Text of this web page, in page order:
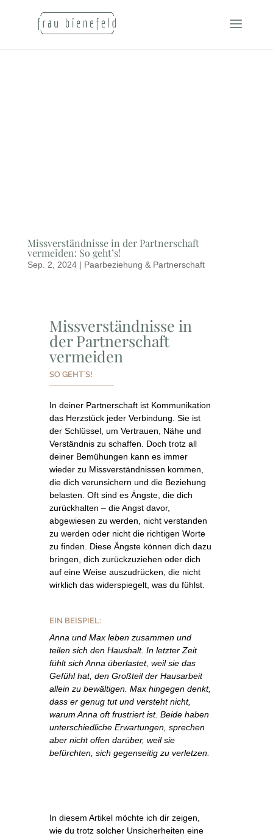
Missverständnisse in der Partnerschaft
vermeiden: So geht’s!
Sep. 2, 2024| Paarbeziehung & Partnerschaft
Missverständnisse in
der Partnerschaft
vermeiden
SO GEHT´S!
In deiner Partnerschaft ist Kommunikation
das Herzstück jeder Verbindung. Sie ist
der Schlüssel, um Vertrauen, Nähe und
Verständnis zu schaffen. Doch trotz all
deiner Bemühungen kann es immer
wieder zu Missverständnissen kommen,
die dich verunsichern und die Beziehung
belasten. Oft sind es Ängste, die dich
zurückhalten – die Angst davor,
abgewiesen zu werden, nicht verstanden
zu werden oder nicht die richtigen Worte
zu finden. Diese Ängste können dich dazu
bringen, dich zurückzuziehen oder dich
auf eine Weise auszudrücken, die nicht
wirklich das widerspiegelt, was du fühlst.
EIN BEISPIEL:
Anna und Max leben zusammen und
teilen sich den Haushalt. In letzter Zeit
fühlt sich Anna überlastet, weil sie das
Gefühl hat, den Großteil der Hausarbeit
allein zu bewältigen. Max hingegen denkt,
dass er genug tut und versteht nicht,
warum Anna oft frustriert ist. Beide haben
unterschiedliche Erwartungen, sprechen
aber nicht offen darüber, weil sie
befürchten, sich gegenseitig zu verletzen.
In diesem Artikel möchte ich dir zeigen,
wie du trotz solcher Unsicherheiten eine